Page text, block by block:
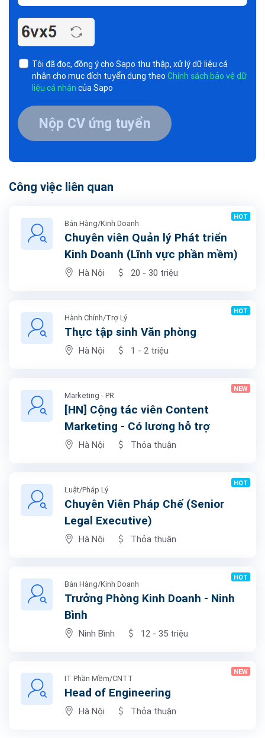
Tôi đã đọc, đồng ý cho Sapo thu thập, xử lý dữ liệu cá
nhân cho mục đích tuyển dụng theo Chính sách bảo vệ dữ
liệu cá nhân của Sapo
Nộp CV ứng tuyển
Công việc liên quan
HOT
Bán Hàng/Kinh Doanh
Chuyên viên Quản lý Phát triển
Kinh Doanh (Lĩnh vực phần mềm)
Hà Nội 20 - 30 triệu
HOT
Hành Chính/Trợ Lý
Thực tập sinh Văn phòng
Hà Nội 1 - 2 triệu
NEW
Marketing - PR
[HN] Cộng tác viên Content
Marketing - Có lương hỗ trợ
Hà Nội Thỏa thuận
HOT
Luật/Pháp Lý
Chuyên Viên Pháp Chế (Senior
Legal Executive)
Hà Nội Thỏa thuận
HOT
Bán Hàng/Kinh Doanh
Trưởng Phòng Kinh Doanh - Ninh
Bình
Ninh Bình 12 - 35 triệu
NEW
IT Phần Mềm/CNTT
Head of Engineering
Hà Nội Thỏa thuận